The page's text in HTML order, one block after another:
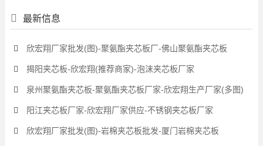
最新信息
欣宏翔厂家批发(图)-聚氨酯夹芯板厂-佛山聚氨酯夹芯板
揭阳夹芯板-欣宏翔(推荐商家)-泡沫夹芯板厂家
泉州聚氨酯夹芯板-聚氨酯夹芯板厂家-欣宏翔生产厂家(多图)
阳江夹芯板厂家-欣宏翔厂家供应-不锈钢夹芯板厂家
欣宏翔厂家批发(图)-岩棉夹芯板批发-厦门岩棉夹芯板